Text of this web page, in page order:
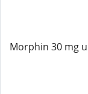
Morphin 30 mg